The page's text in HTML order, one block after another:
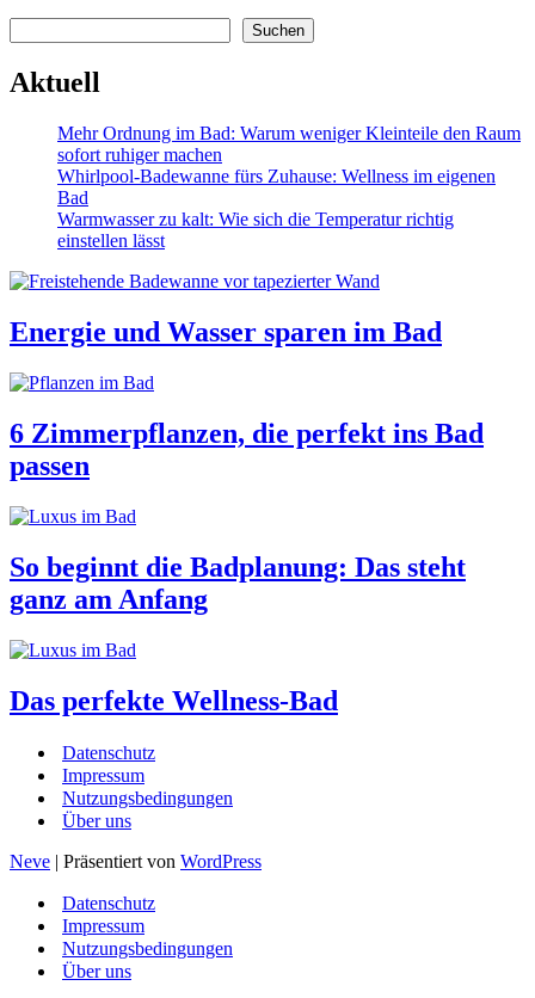
Suchen
Aktuell
Mehr Ordnung im Bad: Warum weniger Kleinteile den Raum
sofort ruhiger machen
Whirlpool-Badewanne fürs Zuhause: Wellness im eigenen
Bad
Warmwasser zu kalt: Wie sich die Temperatur richtig
einstellen lässt
Energie und Wasser sparen im Bad
6 Zimmerpflanzen, die perfekt ins Bad
passen
So beginnt die Badplanung: Das steht
ganz am Anfang
Das perfekte Wellness-Bad
Datenschutz
Impressum
Nutzungsbedingungen
Über uns
Neve | Präsentiert von WordPress
Datenschutz
Impressum
Nutzungsbedingungen
Über uns